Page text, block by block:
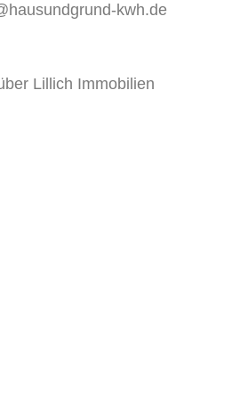
kwh.de
Lillich Immobilien